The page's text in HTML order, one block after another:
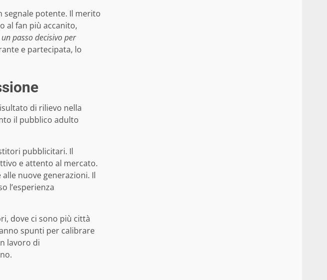
segnale potente. Il merito
al fan più accanito,
passo decisivo per
e partecipata, lo
di rilievo nella
il pubblico adulto
pubblicitari. Il
e attento al mercato.
nuove generazioni. Il
l’esperienza
dove ci sono più città
spunti per calibrare
lavoro di